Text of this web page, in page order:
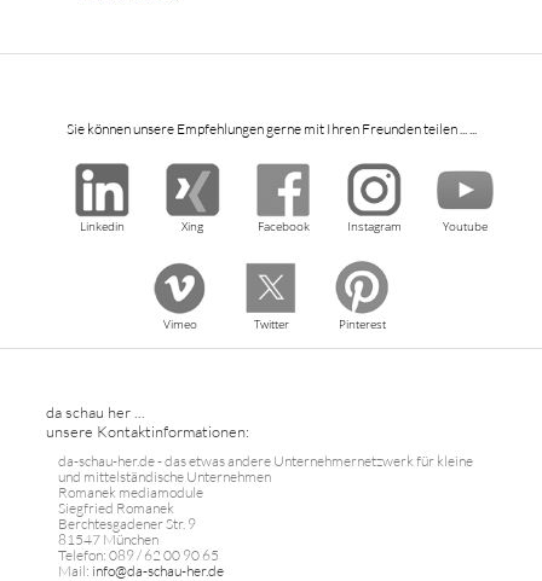
Sie können unsere Empfehlungen gerne mit Ihren Freunden teilen ... ...
Linkedin Xing Facebook Instagram Youtube
Vimeo Twitter Pinterest
da schau her ...
unsere Kontaktinformationen:
da-schau-her.de - das etwas andere Unternehmernetzwerk für kleine
und mittelständische Unternehmen
Romanek mediamodule
Siegfried Romanek
Berchtesgadener Str. 9
81547 München
Telefon: 089 / 62 00 90 65
Mail: info@da-schau-her.de